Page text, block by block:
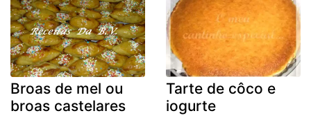
Broas de mel ou
broas castelares
Tarte de côco e
iogurte